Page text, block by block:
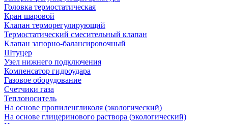
Головка термостатическая
Кран шаровой
Клапан терморегулирующий
Термостатический смесительный клапан
Клапан запорно-балансировочный
Штуцер
Узел нижнего подключения
Компенсатор гидроудара
Газовое оборудование
Счетчики газа
Теплоноситель
На основе пропиленгликоля (экологический)
На основе глицеринового раствора (экологический)